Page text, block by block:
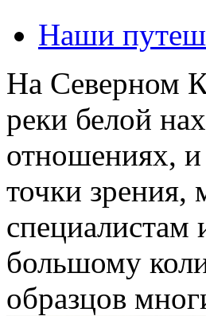
Наши
На Северном
реки белой
отношениях, и
точки зрения,
специалистам
большому
образцов